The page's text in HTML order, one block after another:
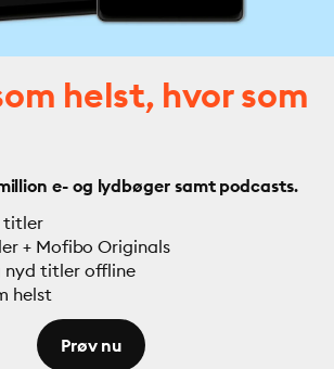
helst, hvor som
e- og lydbøger samt podcasts.
titler
+ Mofibo Originals
nyd titler offline
helst
Prøv nu